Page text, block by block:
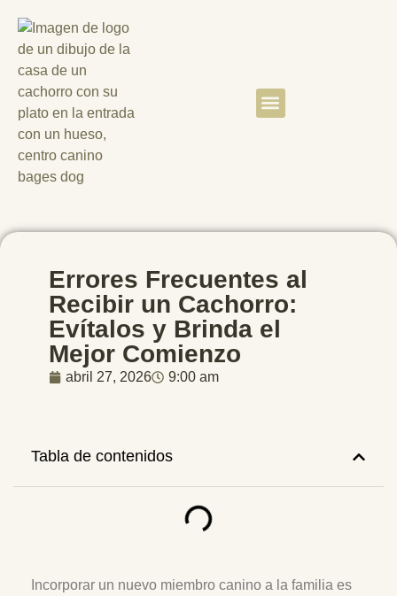
Errores Frecuentes al
Recibir un Cachorro:
Evítalos y Brinda el
Mejor Comienzo
abril 27, 2026 9:00 am
Tabla de contenidos
Incorporar un nuevo miembro canino a la familia es